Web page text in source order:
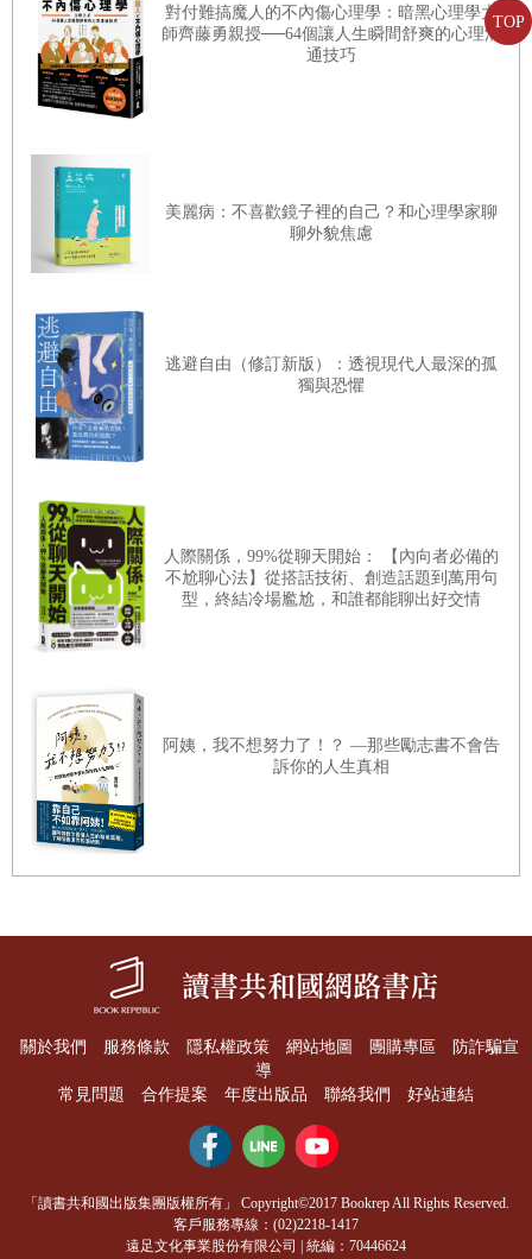
TOP
對付難搞魔人的不內傷心理學：暗黑心理學大
師齊藤勇親授──64個讓人生瞬間舒爽的心理溝
通技巧
美麗病：不喜歡鏡子裡的自己？和心理學家聊
聊外貌焦慮
逃避自由（修訂新版）：透視現代人最深的孤
獨與恐懼
人際關係，99%從聊天開始： 【內向者必備的
不尬聊心法】從搭話技術、創造話題到萬用句
型，終結冷場尷尬，和誰都能聊出好交情
阿姨，我不想努力了！？ —那些勵志書不會告
訴你的人生真相
關於我們 服務條款 隱私權政策 網站地圖 團購專區
防詐騙宣
導
常見問題
合作提案 年度出版品 聯絡我們 好站連結
「讀書共和國出版集團版權所有」 Copyright©2017 Bookrep All Rights Reserved.
客戶服務專線：(02)2218-1417
遠足文化事業股份有限公司 | 統編：70446624